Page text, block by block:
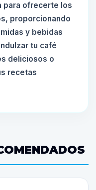
para ofrecerte los
proporcionando
y bebidas
tu café
deliciosos o
recetas